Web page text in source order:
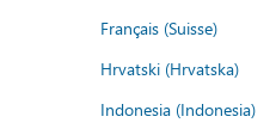
Français (Suisse)
Hrvatski (Hrvatska)
Indonesia (Indonesia)